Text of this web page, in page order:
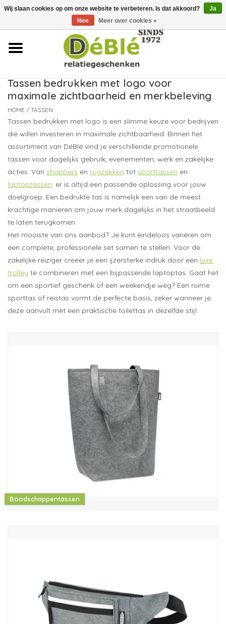
Over ons
Contact
Nieuws
Leveringsvoorwaarden
Tassen bedrukken met logo voor
maximale zichtbaarheid en merkbeleving
HOME / TASSEN
Tassen bedrukken met logo is een slimme keuze voor bedrijven
die willen investeren in maximale zichtbaarheid. Binnen het
assortiment van DéBlé vind je verschillende promotionele
tassen voor dagelijks gebruik, evenementen, werk en zakelijke
acties. Van shoppers en rugzakken tot sporttassen en
laptoptassen: er is altijd een passende oplossing voor jouw
doelgroep. Een bedrukte tas is namelijk een van de meest
krachtige manieren om jouw merk dagelijks in het straatbeeld
te laten terugkomen.
Het mooiste van ons aanbod? Je kunt eindeloos variëren om
een complete, professionele set samen te stellen. Voor de
zakelijke reiziger creëer je een ijzersterke indruk door een luxe
trolley te combineren met een bijpassende laptoptas. Gaat het
om een sportief geschenk of een weekendje weg? Een ruime
sporttas of reistas vormt de perfecte basis, zeker wanneer je
deze aanvult met een praktische toilettas in dezelfde stijl.
Boodschappentassen
Wij slaan cookies op om onze website te verbeteren. Is dat akkoord?
Ja
Nee
Meer over cookies »